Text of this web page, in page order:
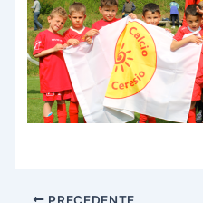
PRECEDENTE